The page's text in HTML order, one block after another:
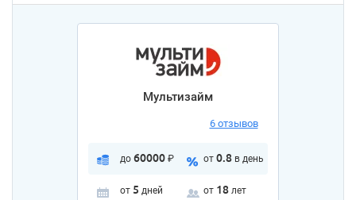
Мультизайм
6 отзывов
до 60000 ₽ от 0.8 в день
от 5 дней от 18 лет